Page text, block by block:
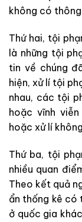
không có
Thứ hai, tội
là những tội
tin về chúng
hiện, xử lí tội
nhau, các tội
hoặc vĩnh
hoặc xử lí
Thứ ba, tội
nhiều quan
Theo kết quả
ẩn thống kê có
ở quốc gia